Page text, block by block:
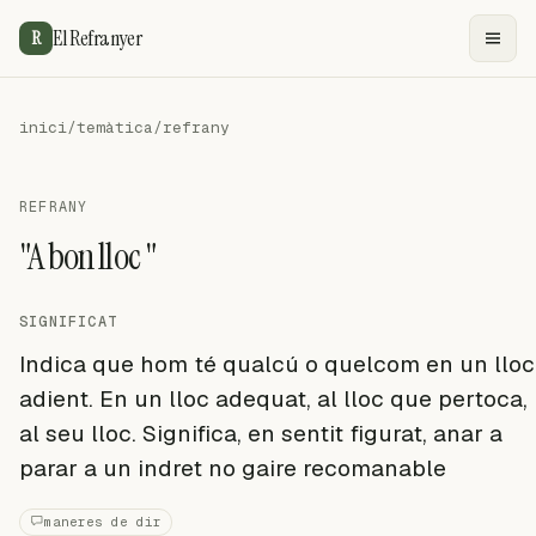
R El Refranyer
inici/temàtica/refrany
REFRANY
"A bon lloc "
SIGNIFICAT
Indica que hom té qualcú o quelcom en un lloc
adient. En un lloc adequat, al lloc que pertoca,
al seu lloc. Significa, en sentit figurat, anar a
parar a un indret no gaire recomanable
maneres de dir